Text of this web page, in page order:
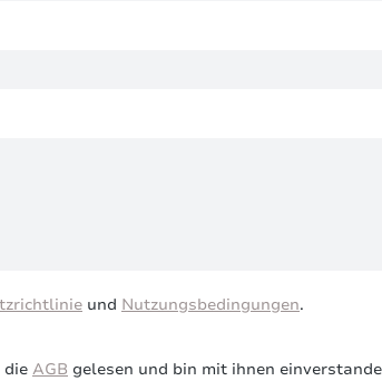
und Nutzungsbedingungen.
die AGB gelesen und bin mit ihnen